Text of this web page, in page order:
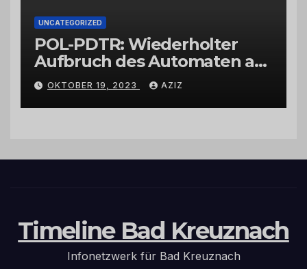
UNCATEGORIZED
POL-PDTR: Wiederholter
Aufbruch des Automaten am
Wohnmobilstellplatz in
Hermeskeil am Labachweg
OKTOBER 19, 2023 AZIZ
Timeline Bad Kreuznach
Infonetzwerk für Bad Kreuznach